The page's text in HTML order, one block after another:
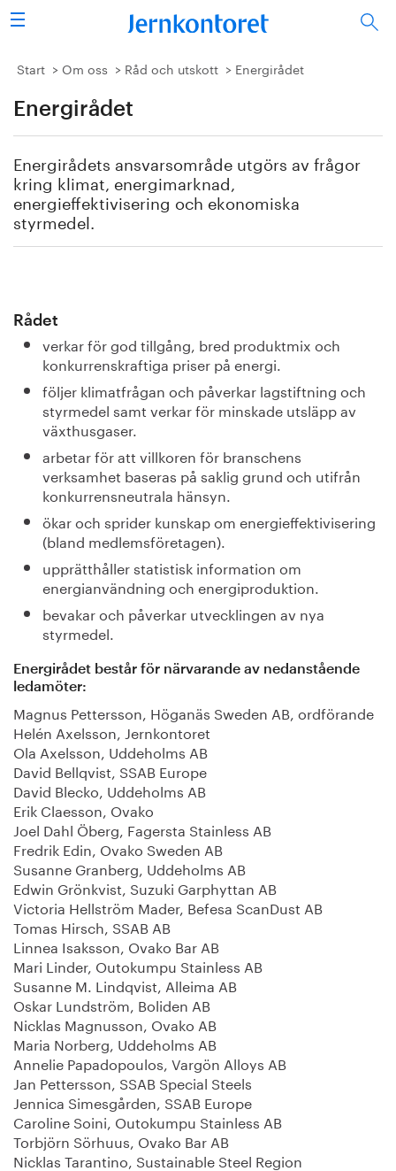
Sök
Stålindustrin
Vision 2050
Forskning/utbildning
Energi/miljö
Vi tycker
Bildbank
Om oss
Start Om oss Råd och utskott Energirådet
Energirådet
Energirådets ansvarsområde utgörs av frågor
kring klimat, energimarknad,
energieffektivisering och ekonomiska
styrmedel.
Rådet
verkar för god tillgång, bred produktmix och
konkurrenskraftiga priser på energi.
följer klimatfrågan och påverkar lagstiftning och
styrmedel samt verkar för minskade utsläpp av
växthusgaser.
arbetar för att villkoren för branschens
verksamhet baseras på saklig grund och utifrån
konkurrensneutrala hänsyn.
ökar och sprider kunskap om energieffektivisering
(bland medlemsföretagen).
upprätthåller statistisk information om
energianvändning och energiproduktion.
bevakar och påverkar utvecklingen av nya
styrmedel.
Energirådet består för närvarande av nedanstående
ledamöter:
Magnus Pettersson, Höganäs Sweden AB, ordförande
Helén Axelsson, Jernkontoret
Ola Axelsson, Uddeholms AB
David Bellqvist, SSAB Europe
David Blecko, Uddeholms AB
Erik Claesson, Ovako
Joel Dahl Öberg, Fagersta Stainless AB
Fredrik Edin, Ovako Sweden AB
Susanne Granberg, Uddeholms AB
Edwin Grönkvist, Suzuki Garphyttan AB
Victoria Hellström Mader, Befesa ScanDust AB
Tomas Hirsch, SSAB AB
Linnea Isaksson, Ovako Bar AB
Mari Linder, Outokumpu Stainless AB
Susanne M. Lindqvist, Alleima AB
Oskar Lundström, Boliden AB
Nicklas Magnusson, Ovako AB
Maria Norberg, Uddeholms AB
Annelie Papadopoulos, Vargön Alloys AB
Jan Pettersson, SSAB Special Steels
Jennica Simesgården, SSAB Europe
Caroline Soini, Outokumpu Stainless AB
Torbjörn Sörhuus, Ovako Bar AB
Nicklas Tarantino, Sustainable Steel Region